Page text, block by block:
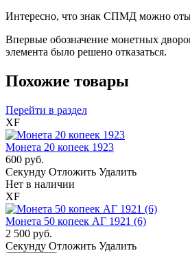
Интересно, что знак СПМД можно
Впервые обозначение монетных
элемента было решено отказаться.
Похожие товары
Перейти в раздел
XF
Монета 20 копеек 1923
600 руб.
Cекунду Отложить Удалить
Нет в наличии
XF
Монета 50 копеек АГ 1921 (6)
2 500 руб.
Cекунду Отложить Удалить